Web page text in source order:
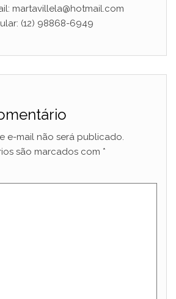
martavillela@hotmail.com
(12) 98868-6949
e-mail não será publicado.
são marcados com *